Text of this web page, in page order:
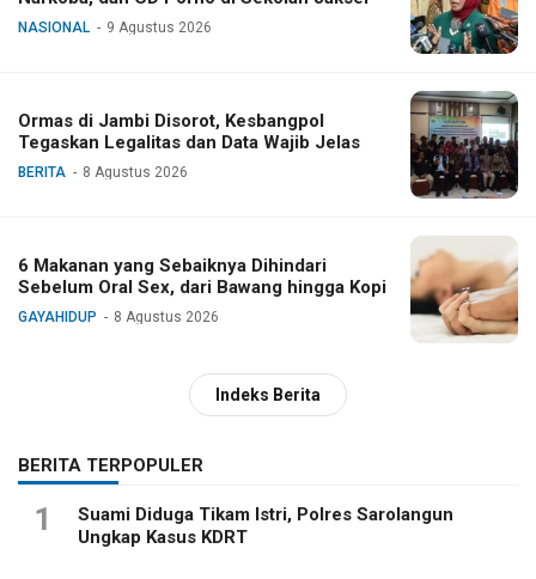
NASIONAL 9 Agustus 2026
Ormas di Jambi Disorot, Kesbangpol
Tegaskan Legalitas dan Data Wajib Jelas
BERITA 8 Agustus 2026
6 Makanan yang Sebaiknya Dihindari
Sebelum Oral Sex, dari Bawang hingga Kopi
GAYAHIDUP 8 Agustus 2026
Indeks Berita
BERITA TERPOPULER
1
Suami Diduga Tikam Istri, Polres Sarolangun
Ungkap Kasus KDRT